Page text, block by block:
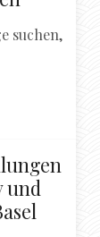
suchen,
und